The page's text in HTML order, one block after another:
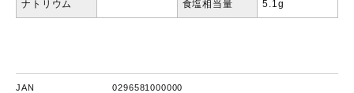
ナトリウム 食塩相当量 5.1g
JAN 0296581000000